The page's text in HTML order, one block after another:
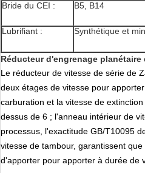
Bride du CEI : B5, B14
Lubrifiant : Synthétique et
Réducteur d'engrenage planétaire
Le réducteur de vitesse de série de
deux étages de vitesse pour
carburation et la vitesse de
dessus de 6 ; l'anneau intérieur de
processus, l'exactitude GB/T10095
vitesse de tambour, garantissent
d'apporter pour apporter à durée de